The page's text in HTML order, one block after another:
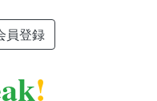
員登録
!